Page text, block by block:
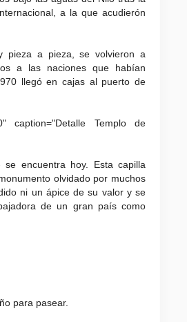
a la que acudierón
pieza a pieza, se volvieron a
a las naciones que habían
llegó en cajas al puerto de
caption="Detalle Templo de
encuentra hoy. Esta capilla
olvidado por muchos
ni un ápice de su valor y se
de un gran país como
para pasear.